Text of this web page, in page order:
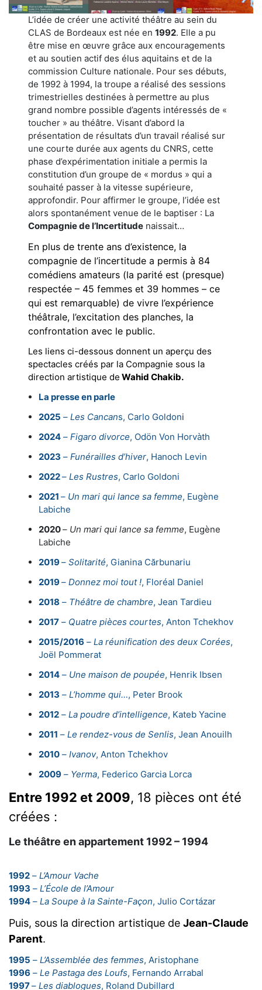
L’idée de créer une activité théâtre au sein du
CLAS de Bordeaux est née en1992. Elle a pu
être mise en œuvre grâce aux encouragements
et au soutien actif des élus aquitains et de la
commission Culture nationale. Pour ses débuts,
de 1992 à 1994, la troupe a réalisé des sessions
trimestrielles destinées à permettre au plus
grand nombre possible d’agents intéressés de «
toucher » au théâtre. Visant d’abord la
présentation de résultats d’un travail réalisé sur
une courte durée aux agents du CNRS, cette
phase d’expérimentation initiale a permis la
constitution d’un groupe de « mordus » qui a
souhaité passer à la vitesse supérieure,
approfondir. Pour affirmer le groupe, l’idée est
alors spontanément venue de le baptiser : La
Compagnie de l’Incertitude naissait…
En plus de trente ans d’existence, la
compagnie de l’incertitude a permis à 84
comédiens amateurs (la parité est (presque)
respectée – 45 femmes et 39 hommes – ce
qui est remarquable) de vivre l’expérience
théâtrale, l’excitation des planches, la
confrontation avec le public.
Les liens ci-dessous donnent un aperçu des
spectacles créés par la Compagnie sous la
direction artistique de Wahid Chakib.
La presse en parle
2025 –Les Cancans, Carlo Goldoni
2024 –Figaro divorce, Odön Von Horvàth
2023 –Funérailles d’hiver, Hanoch Levin
2022–Les Rustres, Carlo Goldoni
2021– Un mari qui lance sa femme, Eugène
Labiche
2020– Un mari qui lance sa femme, Eugène
Labiche
2019–Solitarité, Gianina Cărbunariu
2019–Donnez moi tout !, Floréal Daniel
2018 – Théâtre de chambre, Jean Tardieu
2017 – Quatre pièces courtes, Anton Tchekhov
2015/2016 –La réunification des deux Corées,
Joël Pommerat
2014 – Une maison de poupée, Henrik Ibsen
2013 –L’homme qui…, Peter Brook
2012 –La poudre d’intelligence, Kateb Yacine
2011 –Le rendez-vous de Senlis, Jean Anouilh
2010 –Ivanov, Anton Tchekhov
2009 – Yerma, Federico Garcia Lorca
Entre 1992 et 2009, 18 pièces ont été
créées :
Le théâtre en appartement 1992 – 1994
1992 – L’Amour Vache
1993 – L’École de l’Amour
1994 – La Soupe à la Sainte-Façon, Julio Cortázar
Puis, sous la direction artistique de Jean-Claude
Parent.
1995 – L’Assemblée des femmes, Aristophane
1996 – Le Pastaga des Loufs, Fernando Arrabal
1997– Les diablogues, Roland Dubillard